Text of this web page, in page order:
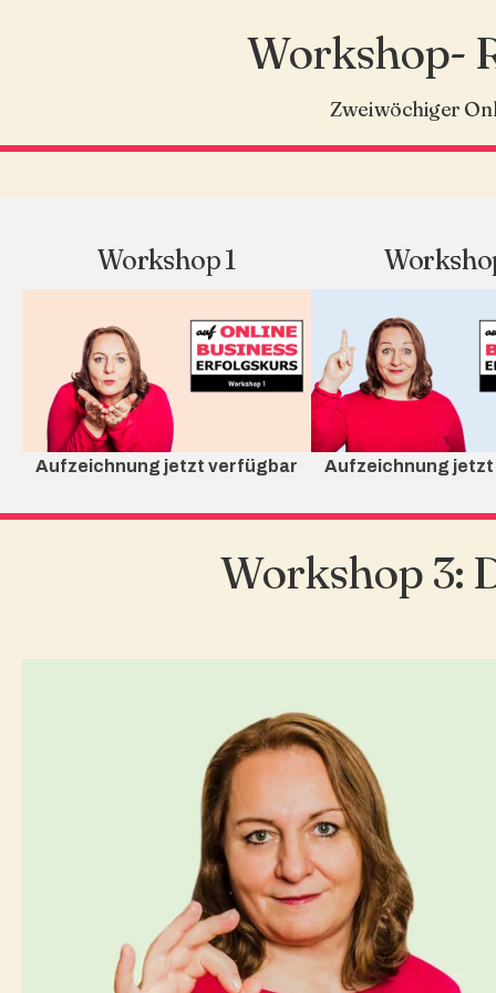
Workshop-
Zweiwöchiger
Workshop 1
Aufzeichnung jetzt verfügbar Aufzeichnung
Workshop 3: